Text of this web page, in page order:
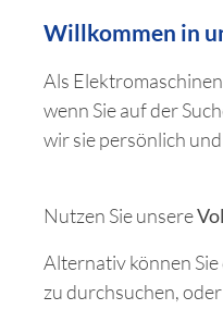
Aluminium-
IE2
Anschluss 230V
Anschluß 400V
DC
Willkommen in
Als
wenn Sie auf der
wir sie persönlich
Nutzen Sie unsere
Alternativ können Sie
zu durchsuchen,